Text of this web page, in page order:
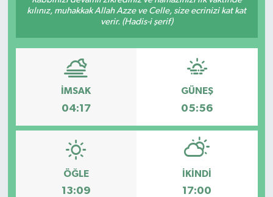
kılınız, muhakkak Allah Azze ve Celle, size ecrinizi kat kat
verir. (Hadis-i şerif)
İMSAK
04:17
GÜNEŞ
05:56
ÖĞLE
13:09
İKINDI
17:00